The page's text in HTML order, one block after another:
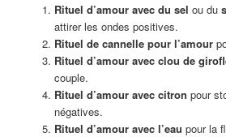
Rituel d’amour avec du sel ou du
attirer les ondes positives.
Rituel de cannelle pour l’amour
Rituel d’amour avec clou de
couple.
Rituel d’amour avec citron pour
négatives.
Rituel d’amour avec l’eau pour la